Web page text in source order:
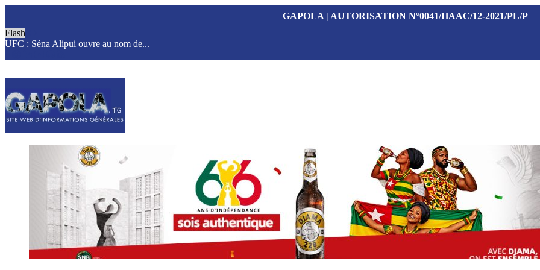
GAPOLA | AUTORISATION N°0041/HAAC/12-2021/PL/P
Flash
UFC : Séna Alipui ouvre au nom de...